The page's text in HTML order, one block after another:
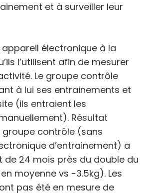
et à surveiller leur
électronique à la
l’utilisent afin de mesurer
Le groupe contrôle
à lui ses entrainements et
(ils entraient les
Résultat
groupe contrôle (sans
d’entrainement) a
de 24 mois près du double du
moyenne vs -3.5kg). Les
pas été en mesure de